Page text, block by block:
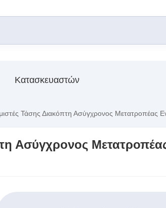
Κατασκευαστών
Τάσης Διακόπτη Ασύγχρονος Μετατροπέας
Ασύγχρονος